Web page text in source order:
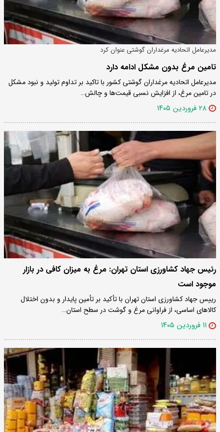
مدیرعامل اتحادیه مرغداران گوشتی عنوان کرد
تامین مرغ بدون مشکل ادامه دارد
مدیرعامل اتحادیه مرغداران گوشتی کشور با تاکید بر تداوم تولید و نبود مشکل
در تامین مرغ، از افزایش نسبی قیمت‌ها و چالش…
۲۸ فروردین ۱۴۰۵
رئیس جهاد کشاورزی استان تهران: مرغ به میزان کافی در بازار
موجود است
رییس جهاد کشاورزی استان تهران با تأکید بر تأمین پایدار و بدون اختلال
کالاهای اساسی، از فراوانی مرغ و گوشت در سطح استان…
۱۱ فروردین ۱۴۰۵